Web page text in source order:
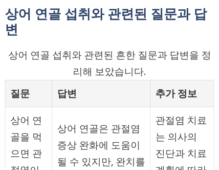
상어 연골 섭취와 관련된 질문과 답
변
상어 연골 섭취와 관련된 흔한 질문과 답변을 정
리해 보았습니다.
질문
답변 추가 정보
상어 연
골을 먹
으면 관
상어 연골은 관절염
증상 완화에 도움이
될 수 있지만, 완치를
관절염 치료
는 의사의
진단과 치료